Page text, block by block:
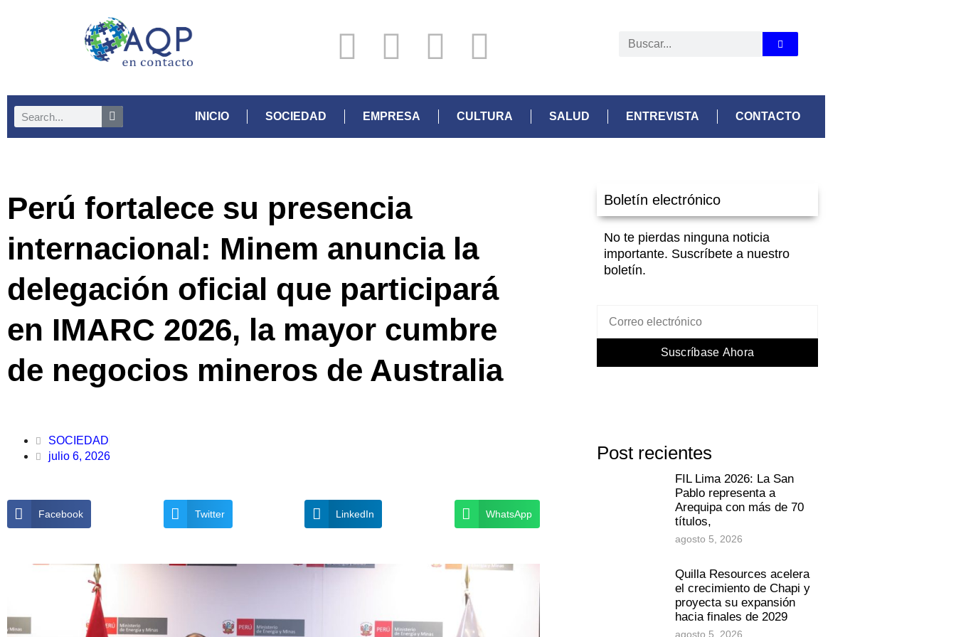
INICIO SOCIEDAD EMPRESA CULTURA SALUD ENTREVISTA CONTACTO
Perú fortalece su presencia
internacional: Minem anuncia la
delegación oficial que participará
en IMARC 2026, la mayor cumbre
de negocios mineros de Australia
SOCIEDAD
julio 6, 2026
Facebook Twitter LinkedIn WhatsApp
Boletín electrónico
No te pierdas ninguna noticia
importante. Suscríbete a nuestro
boletín.
Suscríbase Ahora
Post recientes
FIL Lima 2026: La San
Pablo representa a
Arequipa con más de 70
títulos,
agosto 5, 2026
Quilla Resources acelera
el crecimiento de Chapi y
proyecta su expansión
hacia finales de 2029
agosto 5, 2026